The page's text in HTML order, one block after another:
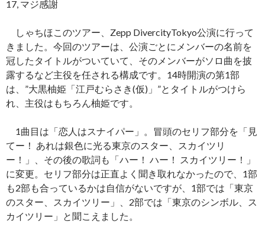
17, マジ感謝
しゃちほこのツアー、Zepp DivercityTokyo公演に行って
きました。今回のツアーは、公演ごとにメンバーの名前を
冠したタイトルがついていて、そのメンバーがソロ曲を披
露するなど主役を任される構成です。14時開演の第1部
は、”大黒柚姫「江戸むらさき(仮)」”とタイトルがつけら
れ、主役はもちろん柚姫です。
1曲目は「恋人はスナイパー」。冒頭のセリフ部分を「見
てー！ あれは銀色に光る東京のスター、スカイツリ
ー！」、その後の歌詞も「ハー！ ハー！ スカイツリー！」
に変更。セリフ部分は正直よく聞き取れなかったので、1部
も2部も合っているかは自信がないですが、1部では「東京
のスター、スカイツリー」、2部では「東京のシンボル、ス
カイツリー」と聞こえました。